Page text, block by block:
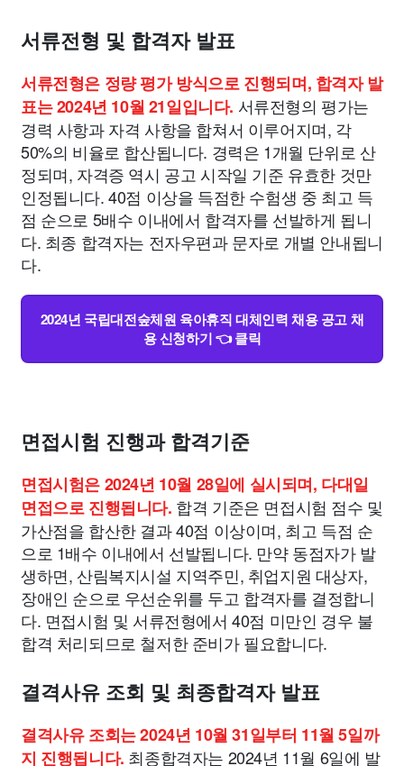
서류전형 및 합격자 발표
서류전형은 정량 평가 방식으로 진행되며, 합격자 발
표는 2024년 10월 21일입니다. 서류전형의 평가는
경력 사항과 자격 사항을 합쳐서 이루어지며, 각
50%의 비율로 합산됩니다. 경력은 1개월 단위로 산
정되며, 자격증 역시 공고 시작일 기준 유효한 것만
인정됩니다. 40점 이상을 득점한 수험생 중 최고 득
점 순으로 5배수 이내에서 합격자를 선발하게 됩니
다. 최종 합격자는 전자우편과 문자로 개별 안내됩니
다.
2024년 국립대전숲체원 육아휴직 대체인력 채용 공고 채
용 신청하기 👈 클릭
면접시험 진행과 합격기준
면접시험은 2024년 10월 28일에 실시되며, 다대일
면접으로 진행됩니다. 합격 기준은 면접시험 점수 및
가산점을 합산한 결과 40점 이상이며, 최고 득점 순
으로 1배수 이내에서 선발됩니다. 만약 동점자가 발
생하면, 산림복지시설 지역주민, 취업지원 대상자,
장애인 순으로 우선순위를 두고 합격자를 결정합니
다. 면접시험 및 서류전형에서 40점 미만인 경우 불
합격 처리되므로 철저한 준비가 필요합니다.
결격사유 조회 및 최종합격자 발표
결격사유 조회는 2024년 10월 31일부터 11월 5일까
지 진행됩니다. 최종합격자는 2024년 11월 6일에 발